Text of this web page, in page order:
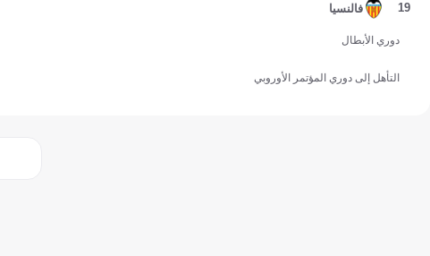
19 فالنسيا
دوري الأبطال
التأهل إلى دوري المؤتمر الأوروبي